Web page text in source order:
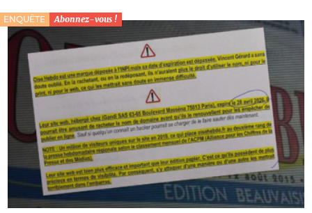
ENQUÊTE Abonnez-vous !